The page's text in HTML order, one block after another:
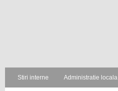
Stiri interne Administratie locala